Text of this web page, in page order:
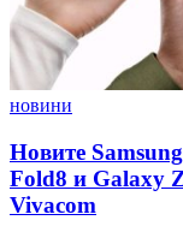
Posted
новини
Новите
Fold8 и Galaxy
Vivacom